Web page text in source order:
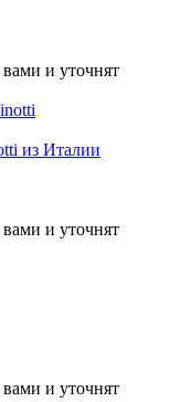
и уточнят
из Италии
и уточнят
и уточнят